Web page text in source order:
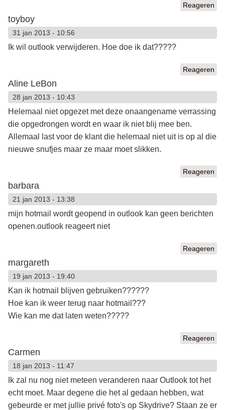
Reageren
toyboy
31 jan 2013 - 10:56
Ik wil outlook verwijderen. Hoe doe ik dat?????
Reageren
Aline LeBon
28 jan 2013 - 10:43
Helemaal niet opgezet met deze onaangename verrassing
die opgedrongen wordt en waar ik niet blij mee ben.
Allemaal last voor de klant die helemaal niet uit is op al die
nieuwe snufjes maar ze maar moet slikken.
Reageren
barbara
21 jan 2013 - 13:38
mijn hotmail wordt geopend in outlook kan geen berichten
openen.outlook reageert niet
Reageren
margareth
19 jan 2013 - 19:40
Kan ik hotmail blijven gebruiken??????
Hoe kan ik weer terug naar hotmail???
Wie kan me dat laten weten?????
Reageren
Carmen
18 jan 2013 - 11:47
Ik zal nu nog niet meteen veranderen naar Outlook tot het
echt moet. Maar degene die het al gedaan hebben, wat
gebeurde er met jullie privé foto's op Skydrive? Staan ze er